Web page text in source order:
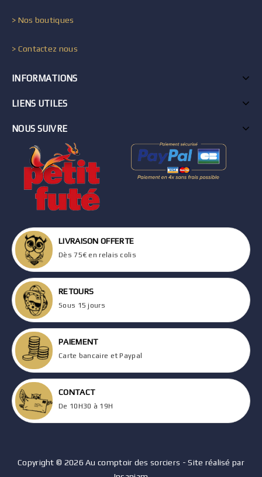
> Nos boutiques
> Contactez nous
INFORMATIONS
LIENS UTILES
NOUS SUIVRE
LIVRAISON OFFERTE
Dès 75€ en relais colis
RETOURS
Sous 15 jours
PAIEMENT
Carte bancaire et Paypal
CONTACT
De 10H30 à 19H
Copyright © 2026 Au comptoir des sorciers - Site réalisé par